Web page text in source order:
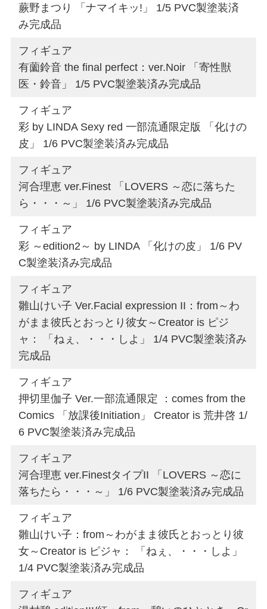
蕨野まつり 「ナマイキッ!」 1/5 PVC製塗装済
み完成品
フィギュア
有薗鈴音 the final perfect：ver.Noir 「寄性獣
医・鈴音」 1/5 PVC製塗装済み完成品
フィギュア
彩 by LINDA Sexy red 一部流通限定版 「化けの
皮」 1/6 PVC製塗装済み完成品
フィギュア
河合理恵 ver.Finest 「LOVERS ～恋に落ちた
ら・・・～」 1/6 PVC製塗装済み完成品
フィギュア
彩 ～edition2～ by LINDA 「化けの皮」 1/6 PV
C製塗装済み完成品
フィギュア
雛山けい子 Ver.Facial expression II：from～わ
がまま彼氏とおっとり彼女～Creator is ピジ
ャ： 「ねぇ、・・・しよ」 1/4 PVC製塗装済み
完成品
フィギュア
押切里伽子 Ver.一部流通限定 ：comes from the
Comics 「放課後Initiation」 Creator is 荒井啓 1/
6 PVC製塗装済み完成品
フィギュア
河合理恵 ver.FinestタイプII 「LOVERS ～恋に
落ちたら・・・～」 1/6 PVC製塗装済み完成品
フィギュア
雛山けい子：from～わがまま彼氏とおっとり彼
女～Creator is ピジャ： 「ねぇ、・・・しよ」
1/4 PVC製塗装済み完成品
フィギュア